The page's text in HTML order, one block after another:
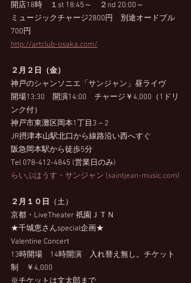
開店18時　１st 18:45～　２nd 20:00～
ミュージックチャージ2800円　別途オードブル
700円
http://artclub-osaka.com/
２月２日（金）
神戸のシャンソニエ「サンジャン」昼ライヴ
開場13:30　開演14:00　チャージ￥4,000（1ドリ
ンク付）
神戸市東灘区岡本1丁目3－2
JR摂津本山駅北口から線路沿い西へすぐ
阪急岡本駅から徒歩5分
Tel 078-412-4845 (営業日のみ)
らいぶはうす・サンジャン (saintjean-music.com)
２月１０日
（土）
京都・LiveTheater 祇園ＪＴＮ
★千城恵さんspecial企画★
Valentine Concert
13時開場　14時開演　入れ替え無し。チケット
制　￥4,000